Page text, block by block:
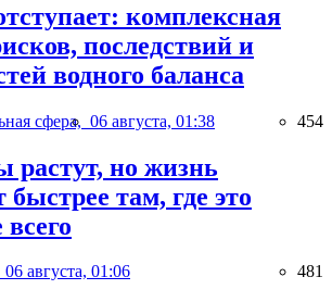
комплексная
последствий и
водного баланса
сфера, 06 августа, 01:38 454
растут, но жизнь
быстрее там, где это
всего
06 августа, 01:06 481